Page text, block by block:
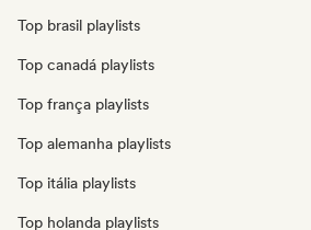
Top brasil playlists
Top canadá playlists
Top frança playlists
Top alemanha playlists
Top itália playlists
Top holanda playlists